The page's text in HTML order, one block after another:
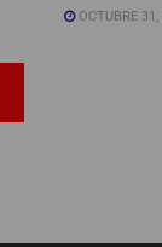
OCTUBRE 31,